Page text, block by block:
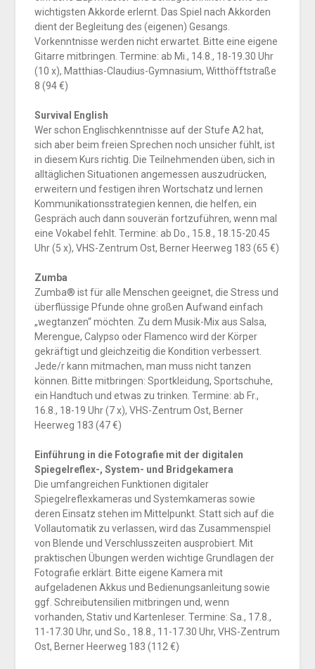
wichtigsten Akkorde erlernt. Das Spiel nach Akkorden
dient der Begleitung des (eigenen) Gesangs.
Vorkenntnisse werden nicht erwartet. Bitte eine eigene
Gitarre mitbringen. Termine: ab Mi., 14.8., 18-19.30 Uhr
(10 x), Matthias-Claudius-Gymnasium, Witthöfftstraße
8 (94 €)
Survival English
Wer schon Englischkenntnisse auf der Stufe A2 hat,
sich aber beim freien Sprechen noch unsicher fühlt, ist
in diesem Kurs richtig. Die Teilnehmenden üben, sich in
alltäglichen Situationen angemessen auszudrücken,
erweitern und festigen ihren Wortschatz und lernen
Kommunikationsstrategien kennen, die helfen, ein
Gespräch auch dann souverän fortzuführen, wenn mal
eine Vokabel fehlt. Termine: ab Do., 15.8., 18.15-20.45
Uhr (5 x), VHS-Zentrum Ost, Berner Heerweg 183 (65 €)
Zumba
Zumba® ist für alle Menschen geeignet, die Stress und
überflüssige Pfunde ohne großen Aufwand einfach
„wegtanzen“ möchten. Zu dem Musik-Mix aus Salsa,
Merengue, Calypso oder Flamenco wird der Körper
gekräftigt und gleichzeitig die Kondition verbessert.
Jede/r kann mitmachen, man muss nicht tanzen
können. Bitte mitbringen: Sportkleidung, Sportschuhe,
ein Handtuch und etwas zu trinken. Termine: ab Fr.,
16.8., 18-19 Uhr (7 x), VHS-Zentrum Ost, Berner
Heerweg 183 (47 €)
Einführung in die Fotografie mit der digitalen
Spiegelreflex-, System- und Bridgekamera
Die umfangreichen Funktionen digitaler
Spiegelreflexkameras und Systemkameras sowie
deren Einsatz stehen im Mittelpunkt. Statt sich auf die
Vollautomatik zu verlassen, wird das Zusammenspiel
von Blende und Verschlusszeiten ausprobiert. Mit
praktischen Übungen werden wichtige Grundlagen der
Fotografie erklärt. Bitte eigene Kamera mit
aufgeladenen Akkus und Bedienungsanleitung sowie
ggf. Schreibutensilien mitbringen und, wenn
vorhanden, Stativ und Kartenleser. Termine: Sa., 17.8.,
11-17.30 Uhr, und So., 18.8., 11-17.30 Uhr, VHS-Zentrum
Ost, Berner Heerweg 183 (112 €)